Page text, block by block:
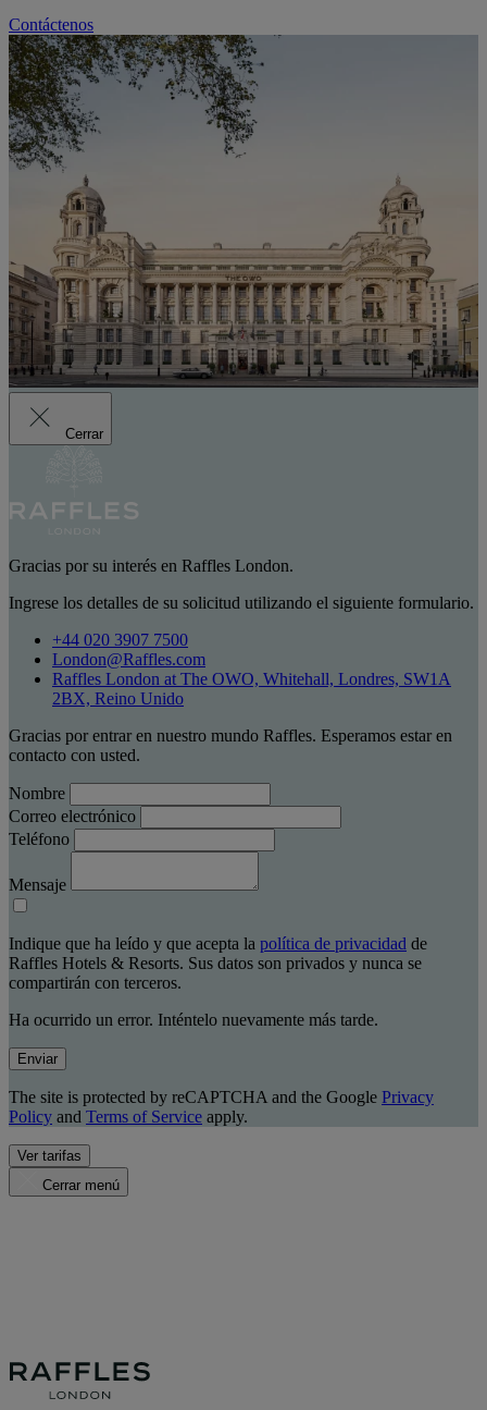
Contáctenos
Cerrar
Gracias por su interés en Raffles London.
Ingrese los detalles de su solicitud utilizando el siguiente formulario.
+44 020 3907 7500
London@Raffles.com
Raffles London at The OWO, Whitehall, Londres, SW1A
2BX, Reino Unido
Gracias por entrar en nuestro mundo Raffles. Esperamos estar en
contacto con usted.
Nombre
Correo electrónico
Teléfono
Mensaje
Indique que ha leído y que acepta la política de privacidad de
Raffles Hotels & Resorts. Sus datos son privados y nunca se
compartirán con terceros.
Ha ocurrido un error. Inténtelo nuevamente más tarde.
Enviar
The site is protected by reCAPTCHA and the Google Privacy
Policy and Terms of Service apply.
Ver tarifas
Cerrar menú